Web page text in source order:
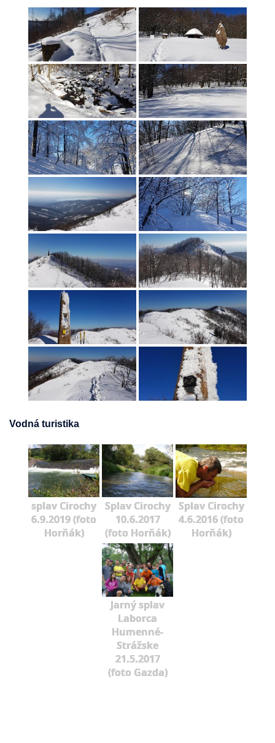
Vodná turistika
splav Cirochy
6.9.2019 (foto
Horňák)
Splav Cirochy
10.6.2017
(foto Horňák)
Splav Cirochy
4.6.2016 (foto
Horňák)
Jarný splav
Laborca
Humenné-
Strážske
21.5.2017
(foto Gazda)